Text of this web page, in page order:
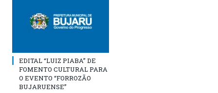
EDITAL “LUIZ PIABA” DE
FOMENTO CULTURAL PARA
O EVENTO “FORROZÃO
BUJARUENSE”